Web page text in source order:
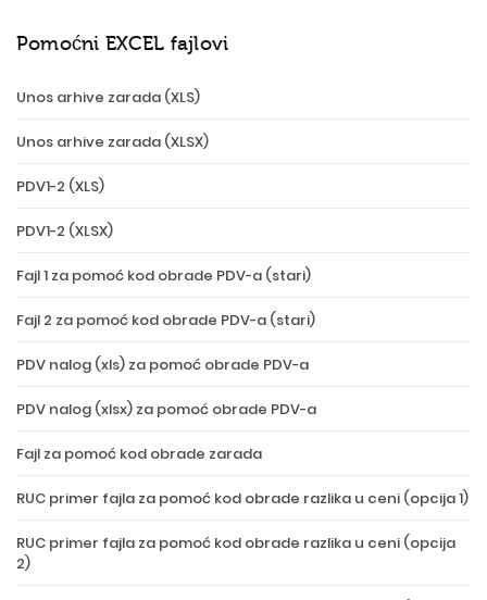
Pomoćni EXCEL fajlovi
Unos arhive zarada (XLS)
Unos arhive zarada (XLSX)
PDV1-2 (XLS)
PDV1-2 (XLSX)
Fajl 1 za pomoć kod obrade PDV-a (stari)
Fajl 2 za pomoć kod obrade PDV-a (stari)
PDV nalog (xls) za pomoć obrade PDV-a
PDV nalog (xlsx) za pomoć obrade PDV-a
Fajl za pomoć kod obrade zarada
RUC primer fajla za pomoć kod obrade razlika u ceni (opcija 1)
RUC primer fajla za pomoć kod obrade razlika u ceni (opcija
2)